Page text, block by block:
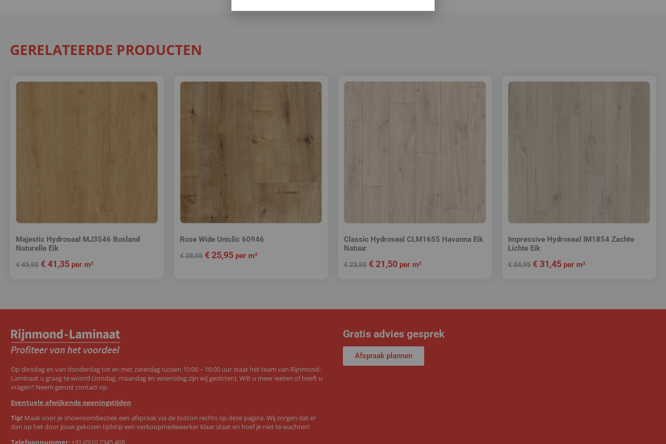
GERELATEERDE PRODUCTEN
Majestic Hydroseal MJ3546 Bosland
Naturelle Eik
€45,95 €41,35 per m²
Rose Wide Uniclic 60946
€28,95 €25,95 per m²
Classic Hydroseal CLM1655 Havanna Eik
Natuur
€23,95 €21,50 per m²
Impressive Hydroseal IM1854 Zachte
Lichte Eik
€34,95 €31,45 per m²
Op dinsdag en van donderdag tot en met zaterdag tussen 10:00 – 16:00 uur staat het team van Rijnmond-
Laminaat u graag te woord (zondag, maandag én woensdag zijn wij gesloten). Wilt u meer weten of heeft u
vragen? Neem gerust contact op.
Eventuele afwijkende openingstijden
Tip! Maak voor je showroombezoek een afspraak via de button rechts op deze pagina. Wij zorgen dat er
dan op het door jouw gekozen tijdstip een verkoopmedewerker klaar staat en hoef je niet te wachten!
Telefoonnummer:+31 (0)10 2345 468
Gratis advies gesprek
Afspraak plannen